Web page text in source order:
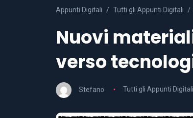
Appunti Digitali Tutti gli Appunti Digitali
Nuovi
verso
Stefano Tutti gli Appunti Digitali